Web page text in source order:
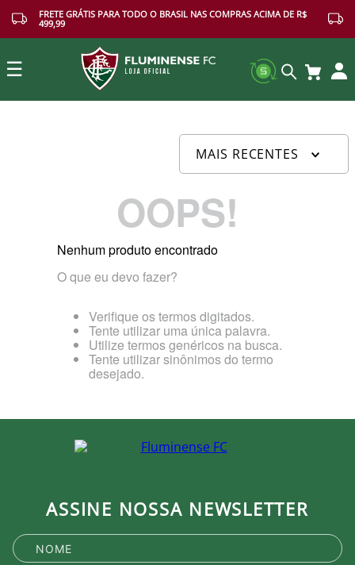
FRETE GRÁTIS PARA TODO O BRASIL NAS COMPRAS ACIMA DE R$
499,99
☰
MAIS RECENTES
OOPS!
Nenhum produto encontrado
O que eu devo fazer?
Verifique os termos digitados.
Tente utilizar uma única palavra.
Utilize termos genéricos na busca.
Tente utilizar sinônimos do termo
desejado.
ASSINE NOSSA NEWSLETTER